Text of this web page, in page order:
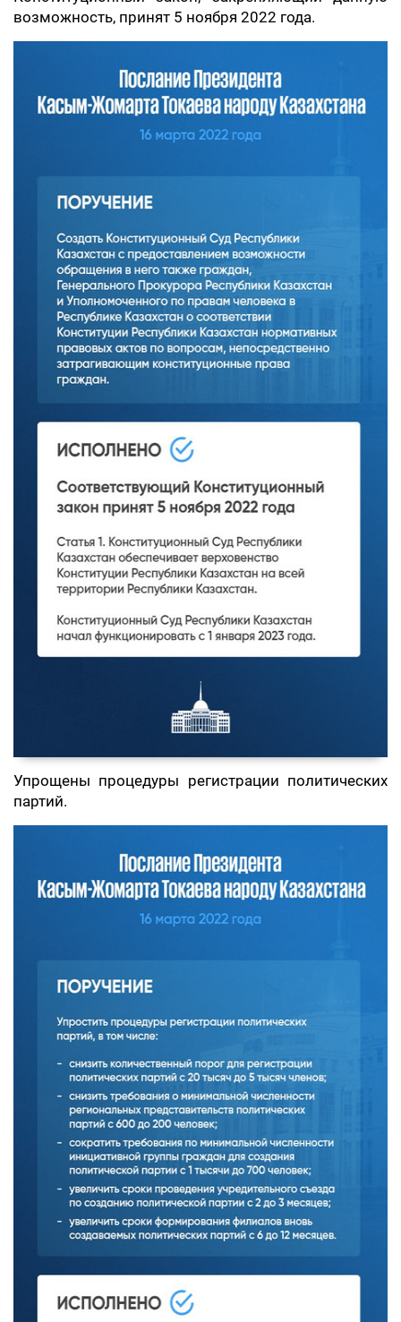
возможность, принят 5 ноября 2022 года.
Упрощены процедуры регистрации политических
партий.